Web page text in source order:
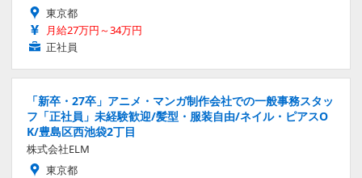
東京都
月給27万円～34万円
正社員
「新卒・27卒」アニメ・マンガ制作会社での一般事務スタッ
フ「正社員」未経験歓迎/髪型・服装自由/ネイル・ピアスO
K/豊島区西池袋2丁目
株式会社ELM
東京都